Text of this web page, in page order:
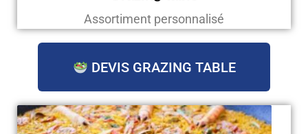
Assortiment personnalisé
DEVIS GRAZING TABLE